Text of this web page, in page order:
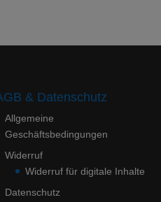
& Datenschutz
Allgemeine
Geschäftsbedingungen
Widerruf
Widerruf für digitale Inhalte
Datenschutz